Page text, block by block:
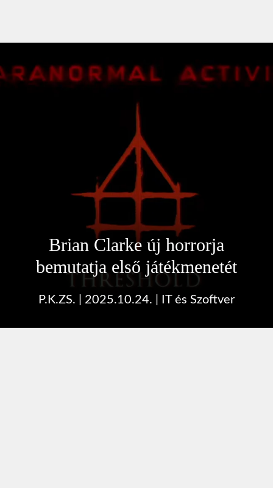
Brian Clarke új horrorja
bemutatja első játékmenetét
P.K.ZS. 2025.10.24. IT és Szoftver